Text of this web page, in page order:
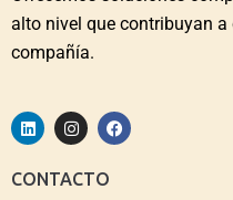
alto nivel que contribuyan a
compañía.
CONTACTO